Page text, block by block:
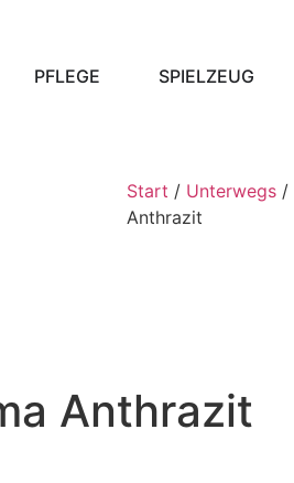
PFLEGE SPIELZEUG
Start / Unterwegs /
Anthrazit
Anthrazit